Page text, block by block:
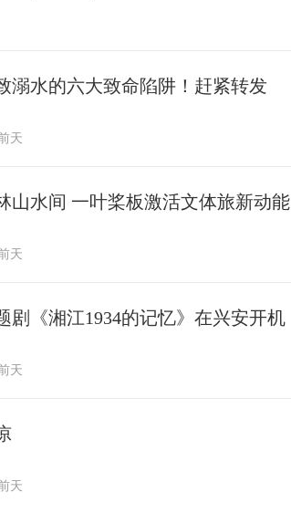
溺水的六大致命陷阱！赶紧转发
天
山水间 一叶桨板激活文体旅新动能
天
剧《湘江1934的记忆》在兴安开机
天
天